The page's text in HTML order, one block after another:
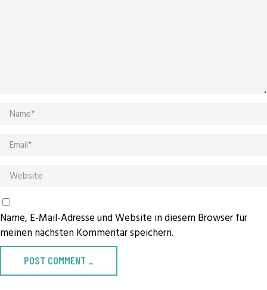
Name, E-Mail-Adresse und Website in diesem Browser für
meinen nächsten Kommentar speichern.
POST COMMENT _